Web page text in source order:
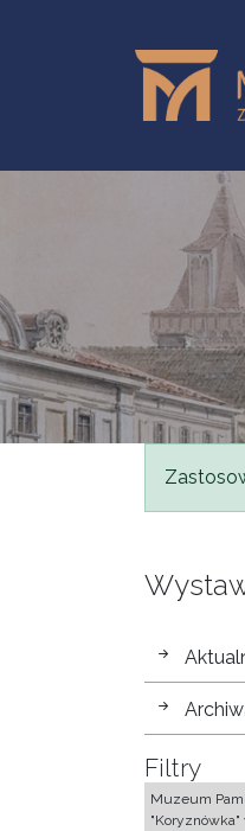
wystawy
Filtry
Muzeum